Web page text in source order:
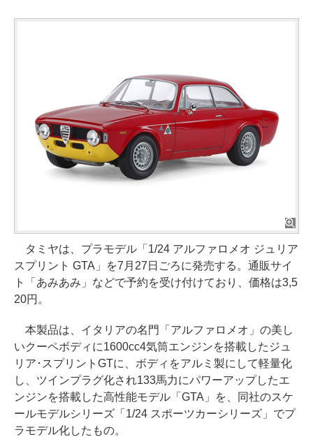
タミヤは、プラモデル「1/24 アルファロメオ ジュリア
スプリント GTA」を7月27日ごろに発売する。通販サイ
ト「あみあみ」などで予約を受け付けており、価格は3,5
20円。
本製品は、イタリアの名門「アルファロメオ」の美し
いクーペボディに1600cc4気筒エンジンを搭載したジュ
リア･スプリントGTに、ボディをアルミ製にして軽量化
し、ツインプラグ化され133馬力にパワーアップしたエ
ンジンを搭載した高性能モデル「GTA」を、同社のスケ
ールモデルシリーズ「1/24 スポーツカーシリーズ」でプ
ラモデル化したもの。